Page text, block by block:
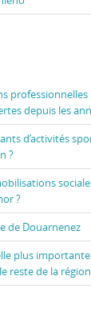
depuis les
d’activités
?
?
de Douarnenez
plus
reste de la